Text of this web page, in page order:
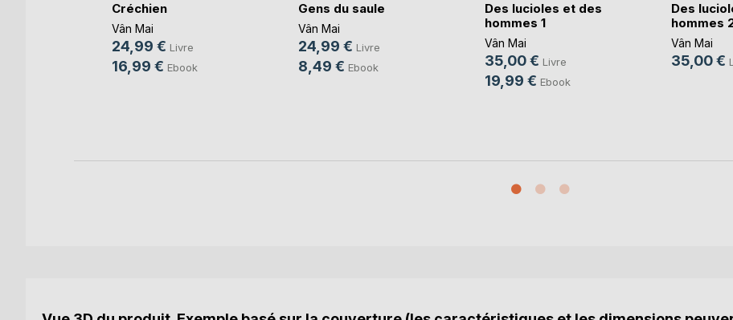
Créchien
Vân Mai
24,99 € Livre
16,99 € Ebook
Gens du saule
Vân Mai
24,99 € Livre
8,49 € Ebook
Des lucioles et des
hommes 1
Vân Mai
35,00 € Livre
19,99 € Ebook
Des
hommes
Vân Mai
35,00 €